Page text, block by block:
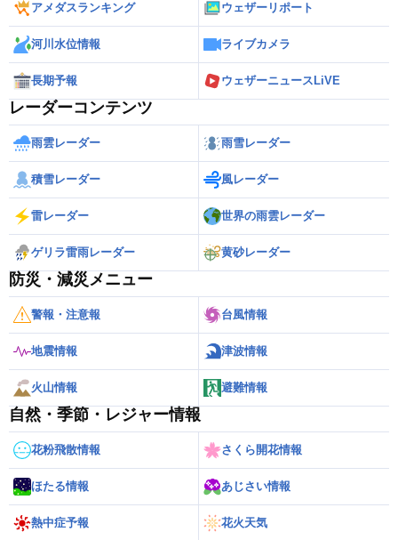
アメダスランキング ウェザーリポート
河川水位情報 ライブカメラ
長期予報 ウェザーニュースLiVE
レーダーコンテンツ
雨雲レーダー 雨雪レーダー
積雪レーダー 風レーダー
雷レーダー 世界の雨雲レーダー
ゲリラ雷雨レーダー 黄砂レーダー
防災・減災メニュー
警報・注意報 台風情報
地震情報 津波情報
火山情報 避難情報
自然・季節・レジャー情報
花粉飛散情報 さくら開花情報
ほたる情報 あじさい情報
熱中症予報 花火天気